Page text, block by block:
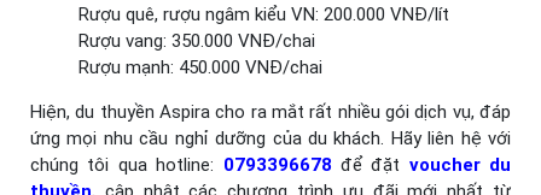
Rượu quê, rượu ngâm kiểu VN: 200.000 VNĐ/lít
Rượu vang: 350.000 VNĐ/chai
Rượu mạnh: 450.000 VNĐ/chai
Hiện, du thuyền Aspira cho ra mắt rất nhiều gói dịch vụ, đáp
ứng mọi nhu cầu nghỉ dưỡng của du khách. Hãy liên hệ với
chúng tôi qua hotline: 0793396678 để đặt voucher du